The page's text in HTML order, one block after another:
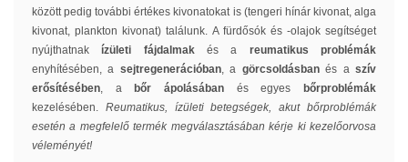
között pedig további értékes kivonatokat is (tengeri hínár kivonat, alga
kivonat, plankton kivonat) találunk. A fürdősók és -olajok segítséget
nyújthatnakízületi fájdalmakés a reumatikus problémák
enyhítésében, a sejtregenerációban, a görcsoldásbanés aszív
erősítésében, a bőr ápolásában és egyes
bőrproblémák
kezelésében. Reumatikus, ízületi betegségek, akut bőrproblémák
esetén a megfelelő termék megválasztásában kérje ki kezelőorvosa
véleményét!